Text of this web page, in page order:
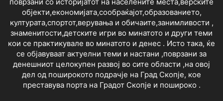
објекти,економијата,сообраќајот,образованието,
културата,спортот,верувања и обичаите,занимливости ,
знаменитости,детските игри во минатото и други теми
кои се практикувале во минатото и денес . Исто така, ќе
се објавуваат актуелни теми и настани ,поврзани за
денешниот целокупен развој во сите области ,на овој
дел од поширокото подрачје на Град Скопје, кое
преставува порта на Градот Скопје и пошироко .